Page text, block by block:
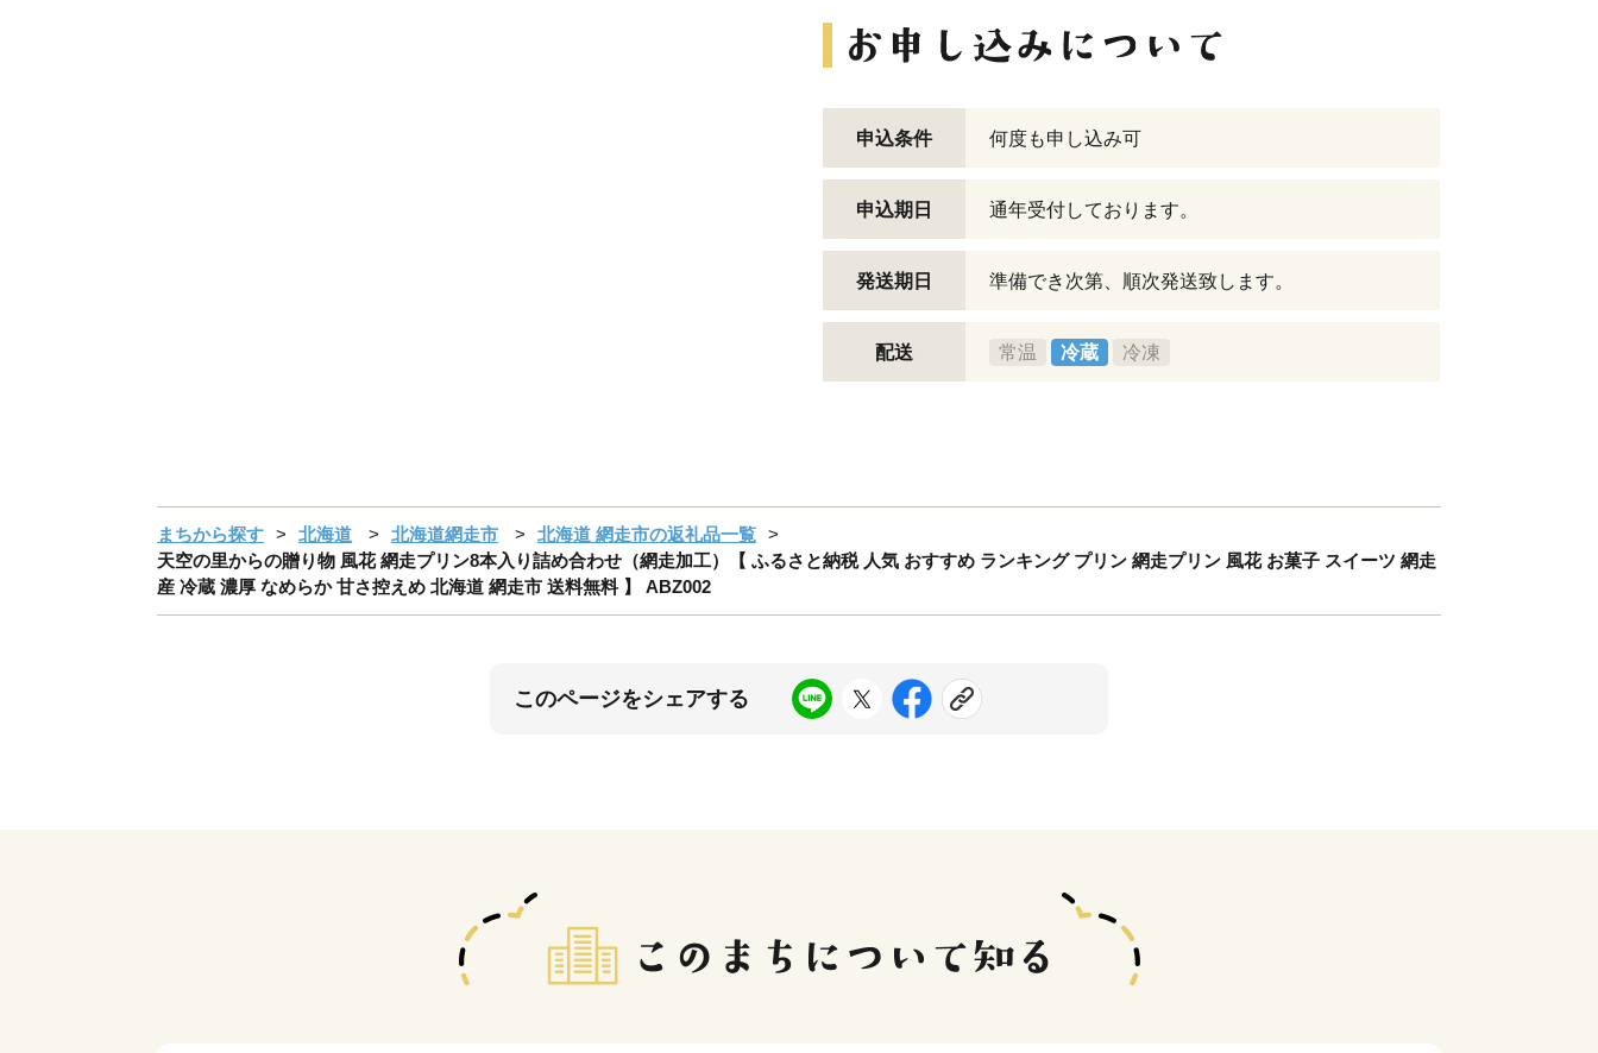
申込条件 何度も申し込み可
申込期日 通年受付しております。
発送期日 準備でき次第、順次発送致します。
配送 常温 冷蔵 冷凍
まちから探す 北海道 北海道網走市
北海道 網走市の返礼品一覧
天空の里からの贈り物 風花 網走プリン8本入り詰め合わせ（網走加工）【 ふるさと納税 人気 おすすめ ランキング プリン 網走プリン 風花 お菓子 スイーツ 網走
産 冷蔵 濃厚 なめらか 甘さ控えめ 北海道 網走市 送料無料 】 ABZ002
このページをシェアする